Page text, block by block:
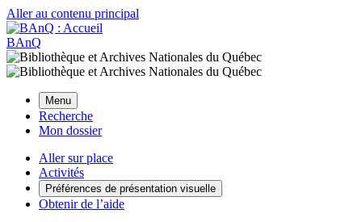
Aller au contenu principal
BAnQ
Menu
Recherche
Mon dossier
Aller sur place
Activités
Préférences de présentation visuelle
Obtenir de l’aide